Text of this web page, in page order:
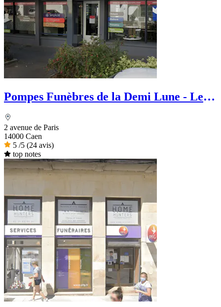
Pompes Funèbres de la Demi Lune - Le
2 avenue de Paris
14000 Caen
5 /5 (24 avis)
top notes